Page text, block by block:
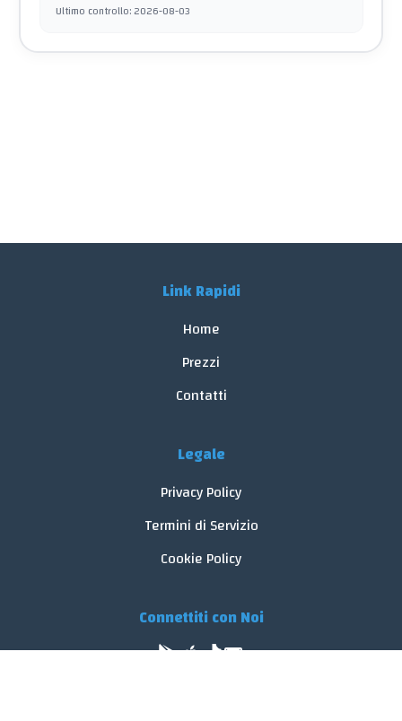
Ultimo controllo:2026-08-03
Link Rapidi
Home
Prezzi
Contatti
Legale
Privacy Policy
Termini di Servizio
Cookie Policy
Connettiti con Noi